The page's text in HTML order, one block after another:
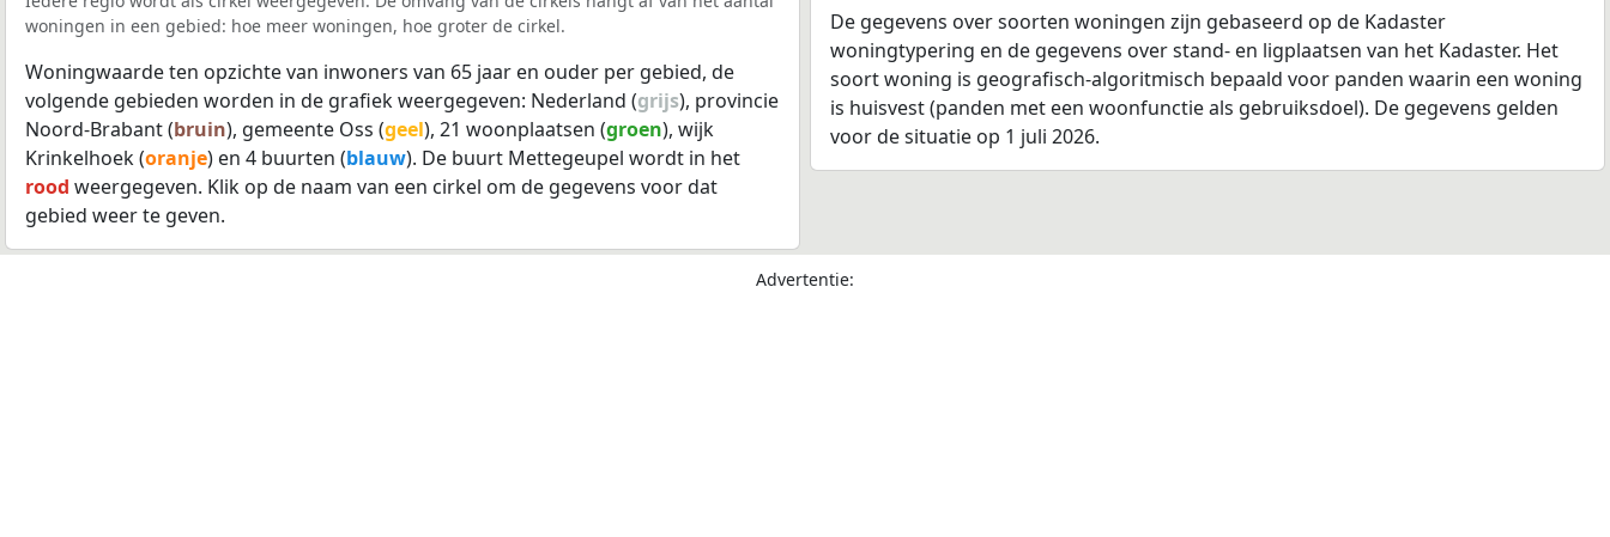
woningen in een gebied: hoe meer woningen, hoe groter de cirkel.
Woningwaarde ten opzichte van inwoners van 65 jaar en ouder per gebied, de
volgende gebieden worden in de grafiek weergegeven: Nederland (grijs), provincie
Noord-Brabant (bruin), gemeente Oss (geel), 21 woonplaatsen (groen), wijk
Krinkelhoek (oranje) en 4 buurten (blauw). De buurt Mettegeupel wordt in het
rood weergegeven. Klik op de naam van een cirkel om de gegevens voor dat
gebied weer te geven.
De gegevens over soorten woningen zijn gebaseerd op de Kadaster
woningtypering en de gegevens over stand- en ligplaatsen van het Kadaster. Het
soort woning is geografisch-algoritmisch bepaald voor panden waarin een woning
is huisvest (panden met een woonfunctie als gebruiksdoel). De gegevens gelden
voor de situatie op 1 juli 2026.
Advertentie: